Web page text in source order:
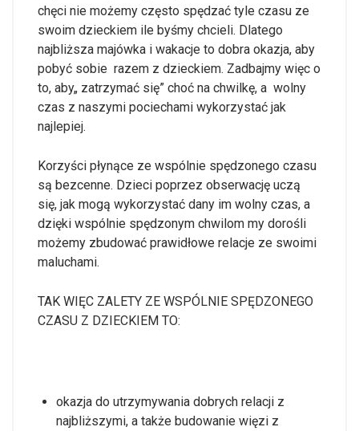
chęci nie możemy często spędzać tyle czasu ze
swoim dzieckiem ile byśmy chcieli. Dlatego
najbliższa majówka i wakacje to dobra okazja, aby
pobyć sobie razem z dzieckiem. Zadbajmy więc o
to, aby„ zatrzymać się” choć na chwilkę, a wolny
czas z naszymi pociechami wykorzystać jak
najlepiej.
Korzyści płynące ze wspólnie spędzonego czasu
są bezcenne. Dzieci poprzez obserwację uczą
się, jak mogą wykorzystać dany im wolny czas, a
dzięki wspólnie spędzonym chwilom my dorośli
możemy zbudować prawidłowe relacje ze swoimi
maluchami.
TAK WIĘC ZALETY ZE WSPÓLNIE SPĘDZONEGO
CZASU Z DZIECKIEM TO:
okazja do utrzymywania dobrych relacji z
najbliższymi, a także budowanie więzi z